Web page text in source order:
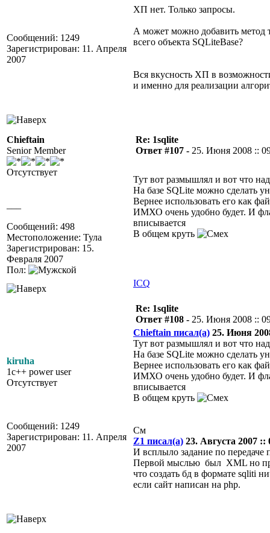
Сообщений: 1249
Зарегистрирован: 11. Апреля
2007
ХП нет. Только запросы.
А может можно добавить метод
всего объекта SQLiteBase?
Вся вкусность ХП в
и именно для реализации
Chieftain
Senior Member
Отсутствует
Сообщений: 498
Местоположение: Тула
Зарегистрирован: 15.
Февраля 2007
Пол:
Re: 1sqlite
Ответ #107 - 25. Июня 2008 ::
Тут вот размышлял и вот что
На базе SQLite можно сделать
Вернее использовать его как
ИМХО очень удобно будет. И
вписывается
В общем круть
ICQ
kiruha
1c++ power user
Отсутствует
Сообщений: 1249
Зарегистрирован: 11. Апреля
2007
Re: 1sqlite
Ответ #108 - 25. Июня 2008 ::
Chieftain писал(а) 25. Июня
Тут вот размышлял и вот что
На базе SQLite можно сделать
Вернее использовать его как
ИМХО очень удобно будет. И
вписывается
В общем круть
См
Z1 писал(а) 23. Августа 2007 ::
И всплыло задание по передаче
Первой мыслью был XML но
что создать бд в формате sqliti
если сайт написан на php.